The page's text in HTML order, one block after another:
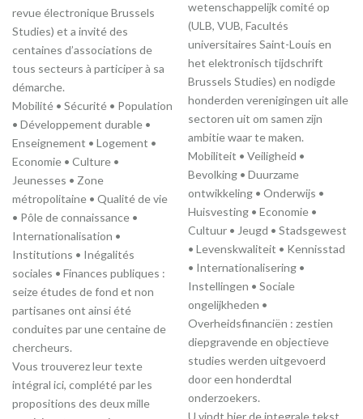
revue électronique Brussels
Studies) et a invité des
centaines d’associations de
tous secteurs à participer à sa
démarche.
Mobilité • Sécurité • Population
• Développement durable •
Enseignement • Logement •
Economie • Culture •
Jeunesses • Zone
métropolitaine • Qualité de vie
• Pôle de connaissance •
Internationalisation •
Institutions • Inégalités
sociales • Finances publiques :
seize études de fond et non
partisanes ont ainsi été
conduites par une centaine de
chercheurs.
Vous trouverez leur texte
intégral ici, complété par les
propositions des deux mille
wetenschappelijk comité op
(ULB, VUB, Facultés
universitaires Saint-Louis en
het elektronisch tijdschrift
Brussels Studies) en nodigde
honderden verenigingen uit alle
sectoren uit om samen zijn
ambitie waar te maken.
Mobiliteit • Veiligheid •
Bevolking • Duurzame
ontwikkeling • Onderwijs •
Huisvesting • Economie •
Cultuur • Jeugd • Stadsgewest
• Levenskwaliteit • Kennisstad
• Internationalisering •
Instellingen • Sociale
ongelijkheden •
Overheidsfinanciën : zestien
diepgravende en objectieve
studies werden uitgevoerd
door een honderdtal
onderzoekers.
U vindt hier de integrale tekst